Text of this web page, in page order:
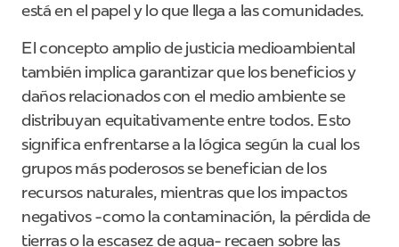
está en el papel y lo que llega a las comunidades.
El concepto amplio de justicia medioambiental
también implica garantizar que los beneficios y
daños relacionados con el medio ambiente se
distribuyan equitativamente entre todos. Esto
significa enfrentarse a la lógica según la cual los
grupos más poderosos se benefician de los
recursos naturales, mientras que los impactos
negativos -como la contaminación, la pérdida de
tierras o la escasez de agua- recaen sobre las